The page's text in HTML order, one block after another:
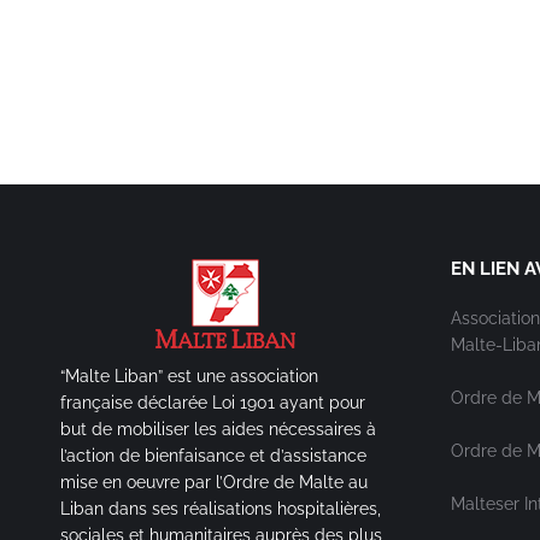
“Malte Liban” est une association
française déclarée Loi 1901 ayant pour
but de mobiliser les aides nécessaires à
l’action de bienfaisance et d’assistance
mise en oeuvre par l’Ordre de Malte au
Liban dans ses réalisations hospitalières,
sociales et humanitaires auprès des plus
EN LIEN
Malte-
Ordre de
Ordre de
Malteser